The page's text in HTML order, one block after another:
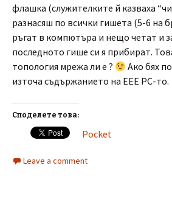
флашка (служителките й казваха
разнасяш по всички гишета (5-6 на
ръгат в компютъра и нещо четат и
последното гише си я прибират.
топология мрежа ли е ?
Ако бях
източа съдържанието на EEE PC-то.
Споделете това:
Pocket
Leave a comment